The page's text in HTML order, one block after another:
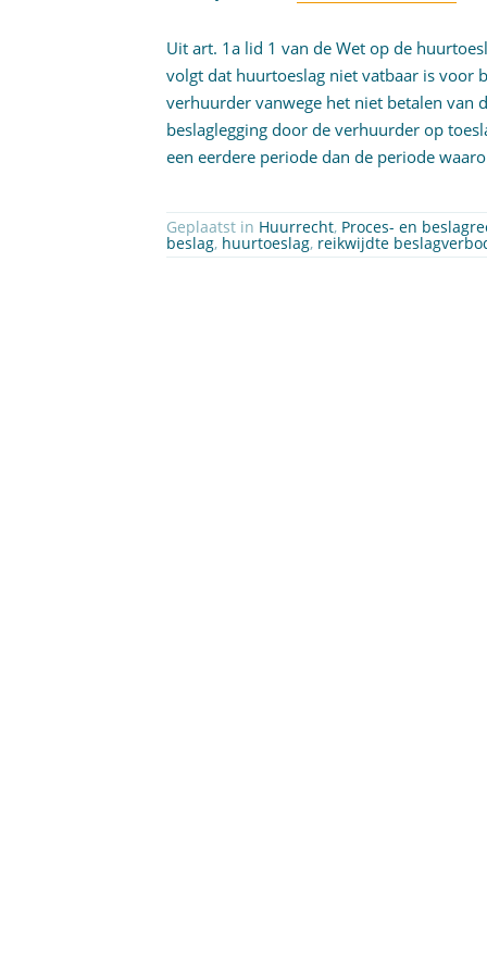
Uit art. 1a lid 1 van de Wet op de
volgt dat huurtoeslag niet vatbaar is voor
verhuurder vanwege het niet betalen van
beslaglegging door de verhuurder op
een eerdere periode dan de periode
Geplaatst in Huurrecht, Proces- en
beslag, huurtoeslag, reikwijdte